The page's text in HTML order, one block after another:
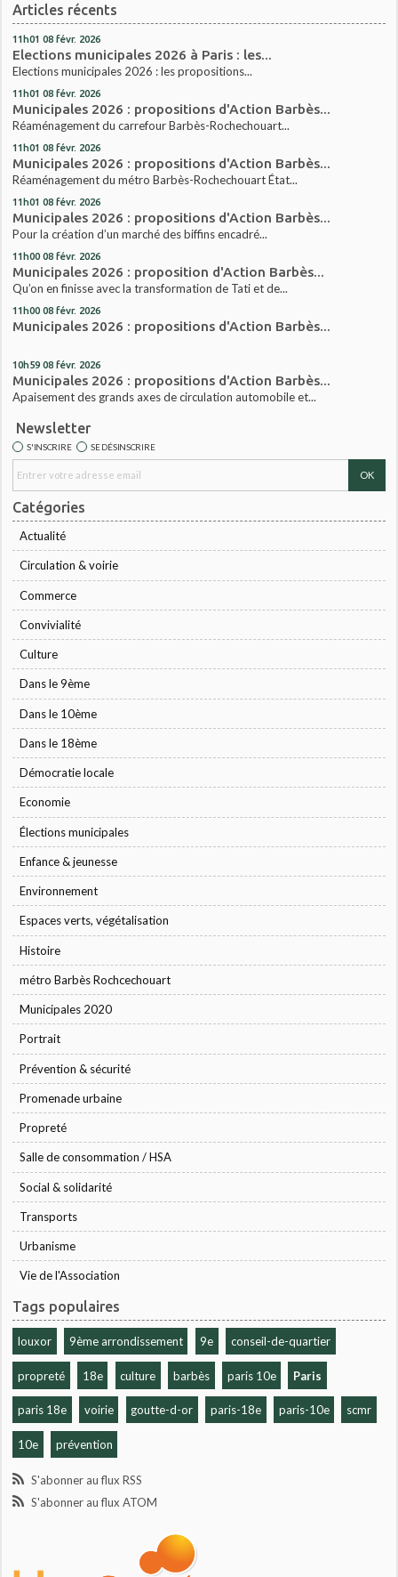
Articles récents
11h01 08 févr. 2026
Elections municipales 2026 à Paris : les...
Elections municipales 2026 : les propositions...
11h01 08 févr. 2026
Municipales 2026 : propositions d'Action Barbès...
Réaménagement du carrefour Barbès-Rochechouart...
11h01 08 févr. 2026
Municipales 2026 : propositions d'Action Barbès...
Réaménagement du métro Barbès-Rochechouart État...
11h01 08 févr. 2026
Municipales 2026 : propositions d'Action Barbès...
Pour la création d’un marché des biffins encadré...
11h00 08 févr. 2026
Municipales 2026 : proposition d'Action Barbès...
Qu’on en finisse avec la transformation de Tati et de...
11h00 08 févr. 2026
Municipales 2026 : propositions d'Action Barbès...
10h59 08 févr. 2026
Municipales 2026 : propositions d'Action Barbès...
Apaisement des grands axes de circulation automobile et...
Newsletter
S'INSCRIRE SE DÉSINSCRIRE
Catégories
Actualité
Circulation & voirie
Commerce
Convivialité
Culture
Dans le 9ème
Dans le 10ème
Dans le 18ème
Démocratie locale
Economie
Élections municipales
Enfance & jeunesse
Environnement
Espaces verts, végétalisation
Histoire
métro Barbès Rochcechouart
Municipales 2020
Portrait
Prévention & sécurité
Promenade urbaine
Propreté
Salle de consommation / HSA
Social & solidarité
Transports
Urbanisme
Vie de l'Association
Tags populaires
louxor 9ème arrondissement 9e conseil-de-quartier
propreté 18e culture barbès paris 10e Paris
paris 18e voirie goutte-d-or paris-18e paris-10e scmr
10e prévention
S'abonner au flux RSS
S'abonner au flux ATOM